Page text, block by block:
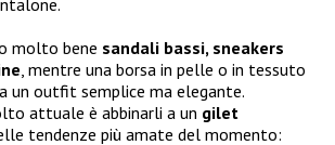
molto bene sandali bassi, sneakers
, mentre una borsa in pelle o in tessuto
un outfit semplice ma elegante.
attuale è abbinarli a un gilet
tendenze più amate del momento: